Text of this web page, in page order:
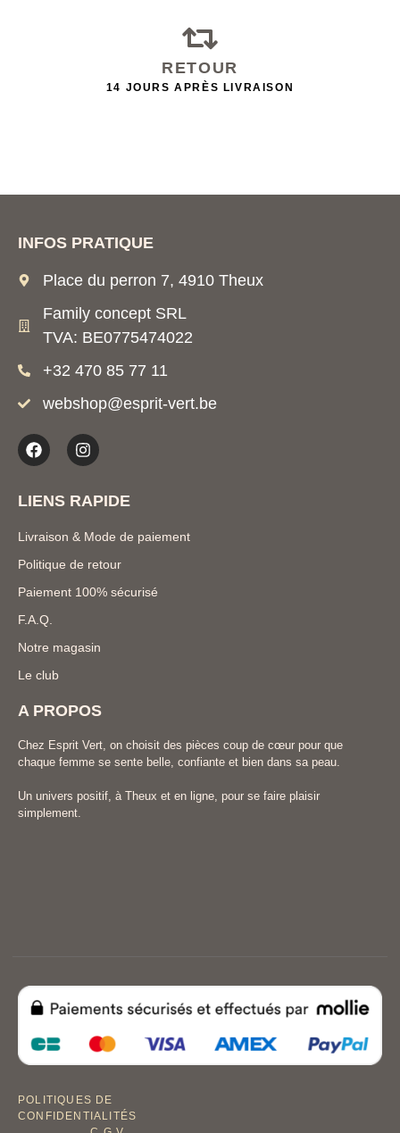
RETOUR
14 JOURS APRÈS LIVRAISON
INFOS PRATIQUE
Place du perron 7, 4910 Theux
Family concept SRL
TVA: BE0775474022
+32 470 85 77 11
webshop@esprit-vert.be
LIENS RAPIDE
Livraison & Mode de paiement
Politique de retour
Paiement 100% sécurisé
F.A.Q.
Notre magasin
Le club
A PROPOS
Chez Esprit Vert, on choisit des pièces coup de cœur pour que
chaque femme se sente belle, confiante et bien dans sa peau.
Un univers positif, à Theux et en ligne, pour se faire plaisir
simplement.
POLITIQUES DE
CONFIDENTIALITÉS